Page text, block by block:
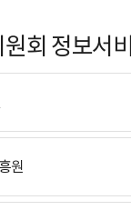
회 정보서
원